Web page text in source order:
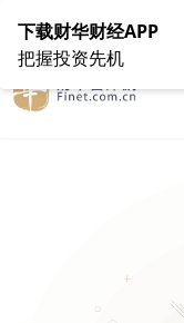
在线客服 关于我们
下载财华财经APP
把握投资先机